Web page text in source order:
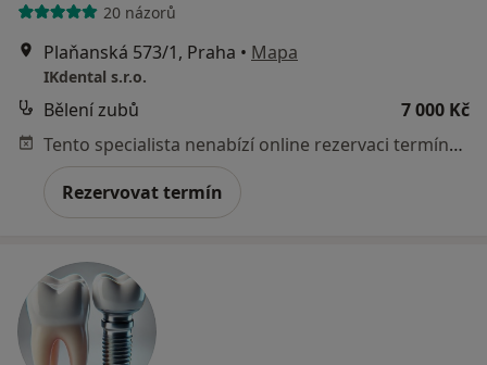
20 názorů
Plaňanská 573/1, Praha • Mapa
IKdental s.r.o.
Bělení zubů
7 000 Kč
Tento specialista nenabízí online rezervaci termínu na této adrese.
Rezervovat termín